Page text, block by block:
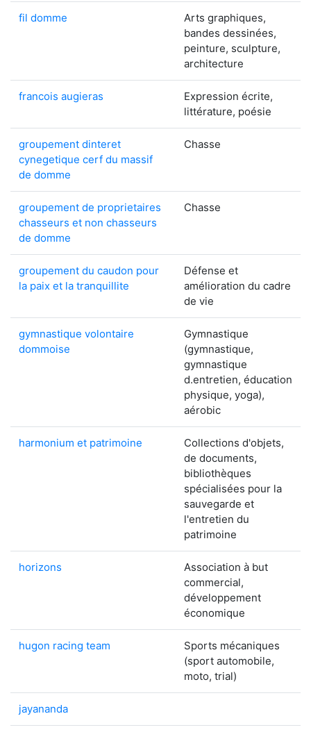
fil domme
Arts graphiques,
bandes dessinées,
peinture, sculpture,
architecture
francois augieras
Expression écrite,
littérature, poésie
groupement dinteret
cynegetique cerf du massif
de domme
Chasse
groupement de proprietaires
chasseurs et non chasseurs
de domme
Chasse
groupement du caudon pour
la paix et la tranquillite
Défense et
amélioration du cadre
de vie
gymnastique volontaire
dommoise
Gymnastique
(gymnastique,
gymnastique
d.entretien, éducation
physique, yoga),
aérobic
harmonium et patrimoine
Collections d'objets,
de documents,
bibliothèques
spécialisées pour la
sauvegarde et
l'entretien du
patrimoine
horizons
Association à but
commercial,
développement
économique
hugon racing team
Sports mécaniques
(sport automobile,
moto, trial)
jayananda